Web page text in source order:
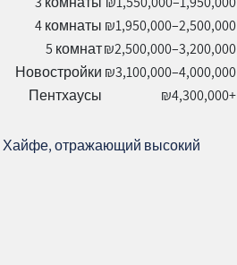
4 комнаты ₪1,950,000–2,500,000
5 комнат₪2,500,000–3,200,000
Новостройки ₪3,100,000–4,000,000
Пентхаусы
₪4,300,000+
Хайфе, отражающий высокий